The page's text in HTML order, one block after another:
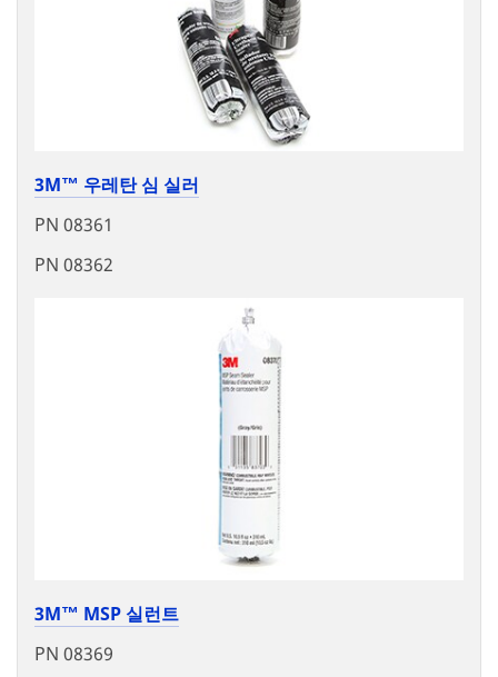
3M™ 우레탄 심 실러
PN 08361
PN 08362
3M™ MSP 실런트
PN 08369